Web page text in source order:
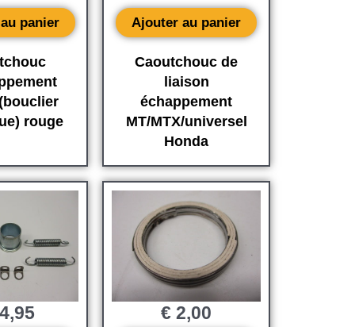
rouge
panier
Caoutchouc de
liaison
échappement
MT/MTX/universel
Honda
Ajouter au panier
€ 2,00